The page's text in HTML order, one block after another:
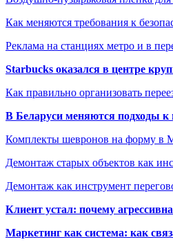
Как меняются требования к
Реклама на станциях метро и в
Starbucks оказался в центре
Как правильно организовать
В Беларуси меняются подходы
Комплекты шевронов на форму в
Демонтаж старых объектов как
Демонтаж как инструмент
Клиент устал: почему
Маркетинг как система: как